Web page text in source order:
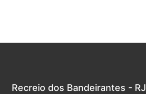
Recreio dos Bandeirantes - RJ